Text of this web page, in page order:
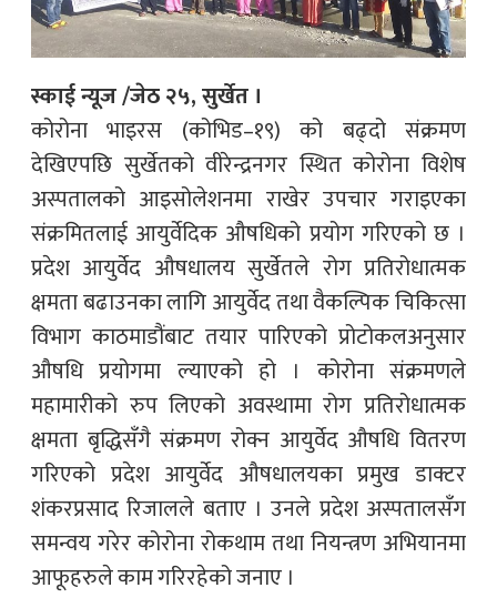
स्काई न्यूज /जेठ २५, सुर्खेत ।
कोरोना भाइरस (कोभिड–१९) को बढ्दो संक्रमण
देखिएपछि सुर्खेतको वीरेन्द्रनगर स्थित कोरोना विशेष
अस्पतालको आइसोलेशनमा राखेर उपचार गराइएका
संक्रमितलाई आयुर्वेदिक औषधिको प्रयोग गरिएको छ ।
प्रदेश आयुर्वेद औषधालय सुर्खेतले रोग प्रतिरोधात्मक
क्षमता बढाउनका लागि आयुर्वेद तथा वैकल्पिक चिकित्सा
विभाग काठमाडौंबाट तयार पारिएको प्रोटोकलअनुसार
औषधि प्रयोगमा ल्याएको हो । कोरोना संक्रमणले
महामारीको रुप लिएको अवस्थामा रोग प्रतिरोधात्मक
क्षमता बृद्धिसँगै संक्रमण रोक्न आयुर्वेद औषधि वितरण
गरिएको प्रदेश आयुर्वेद औषधालयका प्रमुख डाक्टर
शंकरप्रसाद रिजालले बताए । उनले प्रदेश अस्पतालसँग
समन्वय गरेर कोरोना रोकथाम तथा नियन्त्रण अभियानमा
आफूहरुले काम गरिरहेको जनाए ।